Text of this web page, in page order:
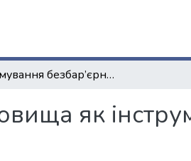
Формування безбар’єрного середовища як інструмент сталого розвитку туризму в Україні
як